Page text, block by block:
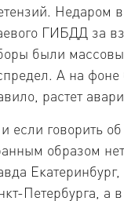
Недаром
ГИБДД за
были
А на фоне
растет
если говорить
образом
Петербурга, а